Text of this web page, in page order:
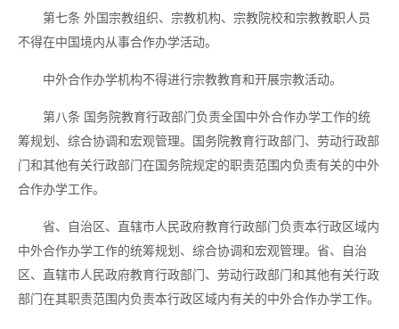
第七条 外国宗教组织、宗教机构、宗教院校和宗教教职人员
不得在中国境内从事合作办学活动。
中外合作办学机构不得进行宗教教育和开展宗教活动。
第八条 国务院教育行政部门负责全国中外合作办学工作的统
筹规划、综合协调和宏观管理。国务院教育行政部门、劳动行政部
门和其他有关行政部门在国务院规定的职责范围内负责有关的中外
合作办学工作。
省、自治区、直辖市人民政府教育行政部门负责本行政区域内
中外合作办学工作的统筹规划、综合协调和宏观管理。省、自治
区、直辖市人民政府教育行政部门、劳动行政部门和其他有关行政
部门在其职责范围内负责本行政区域内有关的中外合作办学工作。